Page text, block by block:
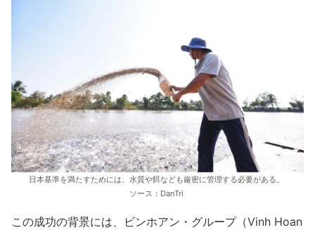
日本基準を満たすためには、水質や餌なども厳密に管理する必要がある。
ソース：DanTri
この成功の背景には、ビンホアン・グループ（Vinh Hoan